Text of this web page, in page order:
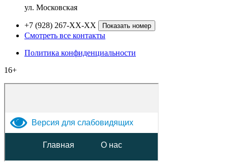
ул. Московская
+7 (928) 267-XX-XX Показать номер
Смотреть все контакты
Политика конфиденциальности
16+